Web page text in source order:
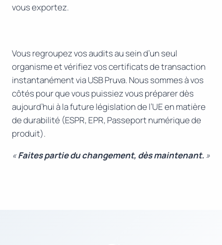
vous exportez.
Vous regroupez vos audits au sein d’un seul
organisme et vérifiez vos certificats de transaction
instantanément via USB Pruva. Nous sommes à vos
côtés pour que vous puissiez vous préparer dès
aujourd’hui à la future législation de l’UE en matière
de durabilité (ESPR, EPR, Passeport numérique de
produit).
«Faites partie du changement, dès maintenant. »